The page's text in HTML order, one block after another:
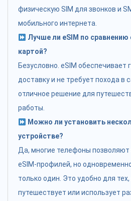
физическую SIM для звонков и
мобильного интернета.
Лучше ли eSIM по сравнению
картой?
Безусловно. eSIM обеспечивает
доставку и не требует похода в
отличное решение для
работы.
Можно ли установить
устройстве?
Да, многие телефоны позволяют
eSIM-профилей, но
только один. Это удобно для тех,
путешествует или использует